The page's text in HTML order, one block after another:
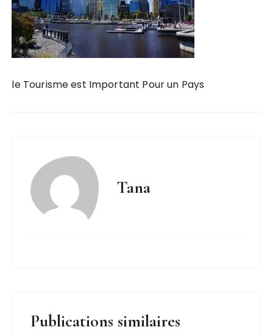
le Tourisme est Important Pour un Pays
Tana
Publications similaires